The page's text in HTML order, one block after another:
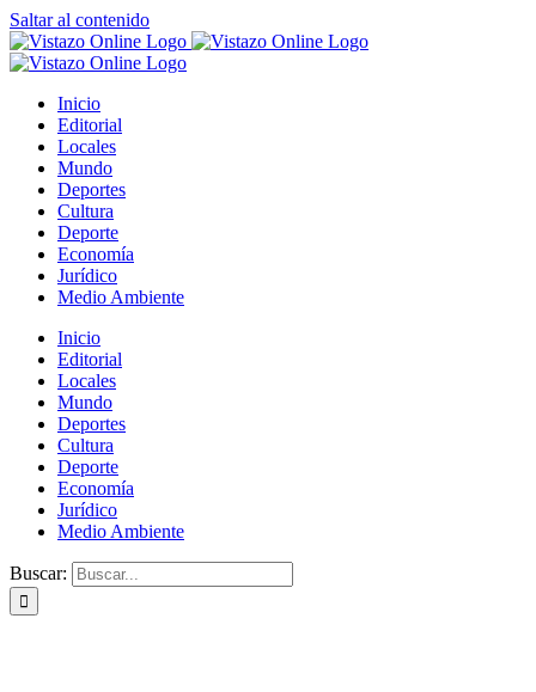
Saltar al contenido
Inicio
Editorial
Locales
Mundo
Deportes
Cultura
Deporte
Economía
Jurídico
Medio Ambiente
Inicio
Editorial
Locales
Mundo
Deportes
Cultura
Deporte
Economía
Jurídico
Medio Ambiente
Buscar: